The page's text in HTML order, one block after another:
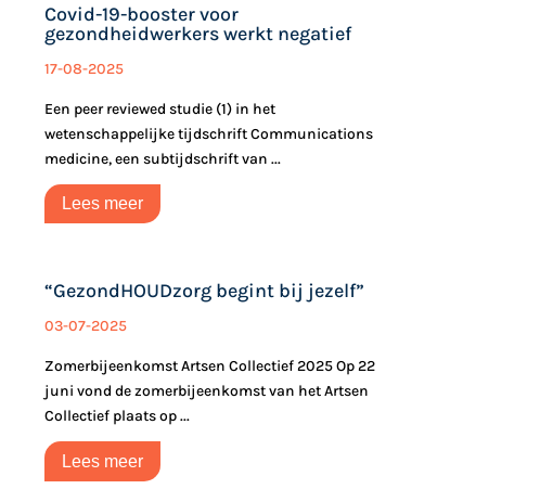
Covid-19-booster voor
gezondheidwerkers werkt negatief
17-08-2025
Een peer reviewed studie (1) in het
wetenschappelijke tijdschrift Communications
medicine, een subtijdschrift van ...
Lees meer
“GezondHOUDzorg begint bij jezelf”
03-07-2025
Zomerbijeenkomst Artsen Collectief 2025 Op 22
juni vond de zomerbijeenkomst van het Artsen
Collectief plaats op ...
Lees meer